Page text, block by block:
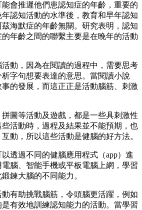
會推遲他們患認知症的年齡，重要的
認知活動的水準後，教育和早年認知
海默症的年齡無關。研究表明，認知
年齡之間的聯繫主要是在晚年的活動
動，因為在閱讀的過程中，需要思考
字句想要表達的意思。當閱讀小說
的發展，而這正正是活動腦筋、刺激
圖等活動及遊戲，都是一些具刺激性
活動時，過程及結果並不能預期，也
動，所以這些活動是健腦的好方法。
透過不同的健腦應用程式（app）進
腦、智能手機或平板電腦上網，學習
鍊大腦的不同能力。
有助挑戰腦筋，令頭腦更活躍，例如
有效地訓練認知能力的活動。當學習